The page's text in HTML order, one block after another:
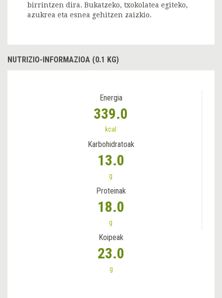
birrintzen dira. Bukatzeko, txokolatea egiteko,
azukrea eta esnea gehitzen zaizkio.
NUTRIZIO-INFORMAZIOA (0.1 KG)
Energia
339.0
kcal
Karbohidratoak
13.0
g
Proteinak
18.0
g
Koipeak
23.0
g